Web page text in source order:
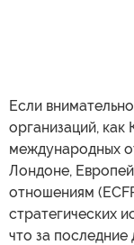
Если
организаций, как
международных
Лондоне,
отношениям
стратегических
что за последние